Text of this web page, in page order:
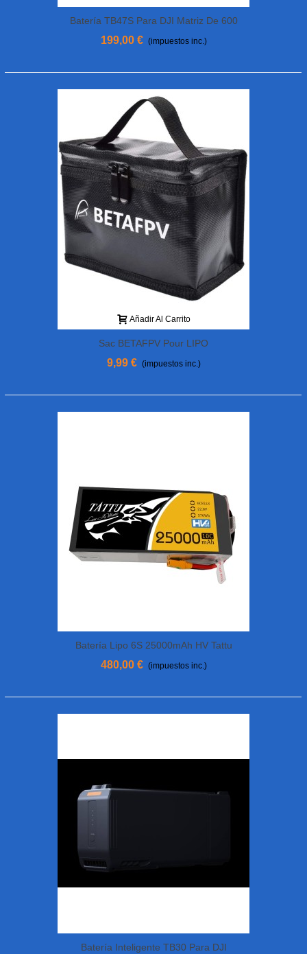
Batería TB47S Para DJI Matriz De 600
199,00 € (impuestos inc.)
Añadir Al Carrito
Sac BETAFPV Pour LIPO
9,99 € (impuestos inc.)
Batería Lipo 6S 25000mAh HV Tattu
480,00 € (impuestos inc.)
Batería Inteligente TB30 Para DJI